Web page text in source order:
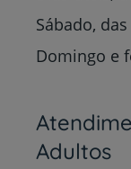
Sábado,
Domingo e
Adultos